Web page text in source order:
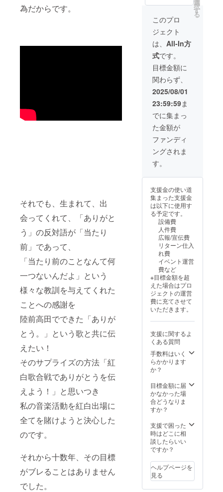
為だからです。
それでも、生まれて、出
会ってくれて、「ありがと
う」の反対語が「当たり
前」であって、
「当たり前のことなんて何
一つないんだよ」という
様々な教訓を与えてくれた
ことへの感謝を
陸前高田でできた「ありが
とう。」という歌と共に伝
えたい！
そのサプライズの方法「紅
白歌合戦でありがとうを伝
えよう！」と思いつき
私の音楽活動を紅白出場に
全てを賭けようと決心した
のです。
それから十数年、その目標
がブレることはありません
でした。
※動画ファイルを
ご提供ください
※目標金額が集ま
らなかった場
合、自己資金で
補填いたします
選
択
す
る
このプロ
ジェクト
は、 All-In方
式です。
目標金額に
関わらず、
2025/08/01
23:59:59ま
でに集まっ
た金額が
ファンディ
ングされま
す。
支援金の使い道
集まった支援金
は以下に使用す
る予定です。
設備費
人件費
広報/宣伝費
リターン仕入
れ費
イベント運営
費など
※目標金額を超
えた場合はプロ
ジェクトの運営
費に充てさせて
いただきます。
支援に関するよ
くある質問
手数料はいく
らかかります
か？
目標金額に届
かなかった場
合どうなりま
すか？
支援で困った
時はどこに相
談したらいい
ですか？
ヘルプページを
見る